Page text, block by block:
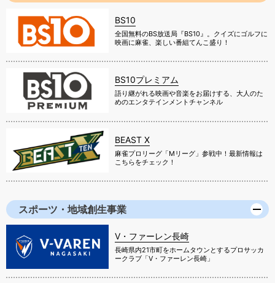
BS10
全国無料のBS放送局『BS10』。クイズにゴルフに
映画に麻雀、楽しい番組てんこ盛り！
BS10プレミアム
語り継がれる映画や音楽をお届けする、大人のた
めのエンタテインメントチャンネル
BEAST X
麻雀プロリーグ「Mリーグ」参戦中！最新情報は
こちらをチェック！
スポーツ・地域創生事業
V・ファーレン長崎
長崎県内21市町をホームタウンとするプロサッカ
ークラブ「V・ファーレン長崎」